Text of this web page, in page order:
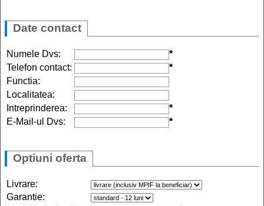
Date contact
Numele Dvs:
*
Telefon contact:
*
Functia:
Localitatea:
Intreprinderea:
*
E-Mail-ul Dvs:
*
Optiuni oferta
Livrare:
Garantie: